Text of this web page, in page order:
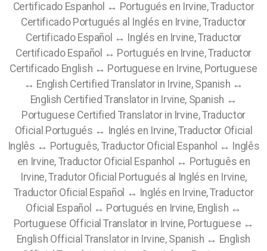
Certificado Espanhol ↔ Portugués en Irvine, Traductor
Certificado Portugués al Inglés en Irvine, Traductor
Certificado Español ↔ Inglés en Irvine, Traductor
Certificado Español ↔ Portugués en Irvine, Traductor
Certificado English ↔ Portuguese en Irvine, Portuguese
↔ English Certified Translator in Irvine, Spanish ↔
English Certified Translator in Irvine, Spanish ↔
Portuguese Certified Translator in Irvine, Traductor
Oficial Portugués ↔ Inglés en Irvine, Traductor Oficial
Inglês ↔ Português, Traductor Oficial Espanhol ↔ Inglês
en Irvine, Traductor Oficial Espanhol ↔ Português en
Irvine, Tradutor Oficial Portugués al Inglés en Irvine,
Traductor Oficial Español ↔ Inglés en Irvine, Traductor
Oficial Español ↔ Portugués en Irvine, English ↔
Portuguese Official Translator in Irvine, Portuguese ↔
English Official Translator in Irvine, Spanish ↔ English